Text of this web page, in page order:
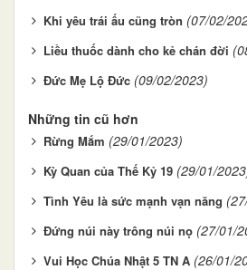
Khi yêu trái ấu cũng tròn (07/02/
Liều thuốc dành cho kẻ chán đời
Ðức Mẹ Lộ Ðức (09/02/2023)
Những tin cũ hơn
Rừng Mắm (29/01/2023)
Kỳ Quan của Thế Kỷ 19 (29/01/
Tình Yêu là sức mạnh vạn năng
Ðứng núi này trông núi nọ (27/01/
Vui Học Chúa Nhật 5 TN A (26/01/